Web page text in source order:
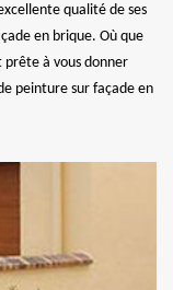
qualité de ses
en brique. Où que
prête à vous donner
peinture sur façade en